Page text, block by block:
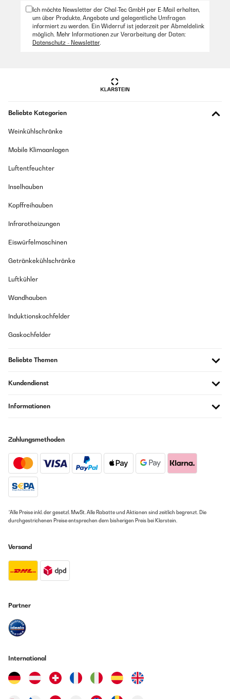
Ich möchte Newsletter der Chal-Tec GmbH per E-Mail erhalten,
um über Produkte, Angebote und gelegentliche Umfragen
informiert zu werden. Ein Widerruf ist jederzeit per Abmeldelink
möglich. Mehr Informationen zur Verarbeitung der Daten:
Datenschutz - Newsletter.
Beliebte Kategorien
Weinkühlschränke
Mobile Klimaanlagen
Luftentfeuchter
Inselhauben
Kopffreihauben
Infrarotheizungen
Eiswürfelmaschinen
Getränkekühlschränke
Luftkühler
Wandhauben
Induktionskochfelder
Gaskochfelder
Beliebte Themen
Kundendienst
Informationen
Zahlungsmethoden
*Alle Preise inkl. der gesetzl. MwSt. Alle Rabatte und Aktionen sind zeitlich begrenzt. Die
durchgestrichenen Preise entsprechen dem bisherigen Preis bei Klarstein.
Versand
Partner
International